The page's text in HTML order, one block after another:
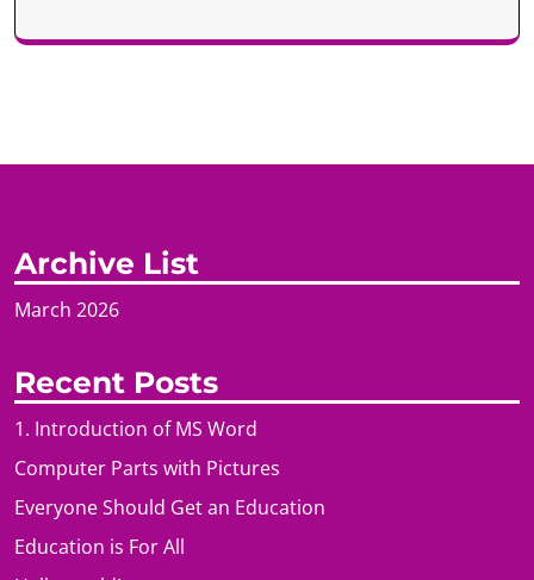
Archive List
March 2026
Recent Posts
1. Introduction of MS Word
Computer Parts with Pictures
Everyone Should Get an Education
Education is For All